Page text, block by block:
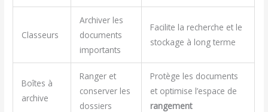
Classeurs
Archiver les
documents
importants
Facilite la recherche et le
stockage à long terme
Boîtes à
archive
Ranger et
conserver les
dossiers
Protège les documents
et optimise l’espace de
rangement